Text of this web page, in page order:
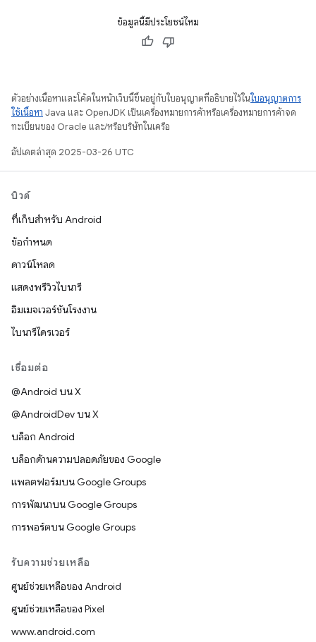
ข้อมูลนี้มีประโยชน์ไหม
ตัวอย่างเนื้อหาและโค้ดในหน้าเว็บนี้ขึ้นอยู่กับใบอนุญาตที่อธิบายไว้ในใบอนุญาตการ
ใช้เนื้อหา Java และ OpenJDK เป็นเครื่องหมายการค้าหรือเครื่องหมายการค้าจด
ทะเบียนของ Oracle และ/หรือบริษัทในเครือ
อัปเดตล่าสุด 2025-03-26 UTC
บิวด์
ที่เก็บสำหรับ Android
ข้อกำหนด
ดาวน์โหลด
แสดงพรีวิวไบนารี
อิมเมจเวอร์ชันโรงงาน
ไบนารีไดรเวอร์
เชื่อมต่อ
@Android บน X
@AndroidDev บน X
บล็อก Android
บล็อกด้านความปลอดภัยของ Google
แพลตฟอร์มบน Google Groups
การพัฒนาบน Google Groups
การพอร์ตบน Google Groups
รับความช่วยเหลือ
ศูนย์ช่วยเหลือของ Android
ศูนย์ช่วยเหลือของ Pixel
www.android.com